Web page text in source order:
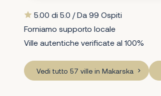
5.00 di 5.0 / Da 99 Ospiti
Forniamo supporto locale
Ville autentiche verificate al 100%
Vedi tutto 57 ville in Makarska